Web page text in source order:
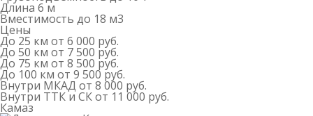
Длина 6 м
Вместимость до 18 м3
Цены
До 25 км от 6 000 руб.
До 50 км от 7 500 руб.
До 75 км от 8 500 руб.
До 100 км от 9 500 руб.
Внутри МКАД от 8 000 руб.
Внутри ТТК и СКот 11 000 руб.
Камаз